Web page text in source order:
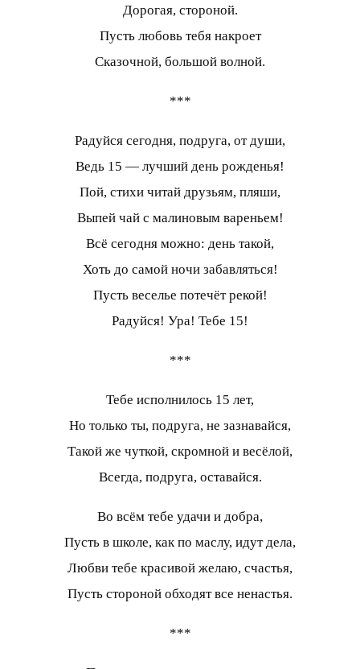
Дорогая, стороной.
Пусть любовь тебя накроет
Сказочной, большой волной.
***
Радуйся сегодня, подруга, от души,
Ведь 15 — лучший день рожденья!
Пой, стихи читай друзьям, пляши,
Выпей чай с малиновым вареньем!
Всё сегодня можно: день такой,
Хоть до самой ночи забавляться!
Пусть веселье потечёт рекой!
Радуйся! Ура! Тебе 15!
***
Тебе исполнилось 15 лет,
Но только ты, подруга, не зазнавайся,
Такой же чуткой, скромной и весёлой,
Всегда, подруга, оставайся.
Во всём тебе удачи и добра,
Пусть в школе, как по маслу, идут дела,
Любви тебе красивой желаю, счастья,
Пусть стороной обходят все ненастья.
***